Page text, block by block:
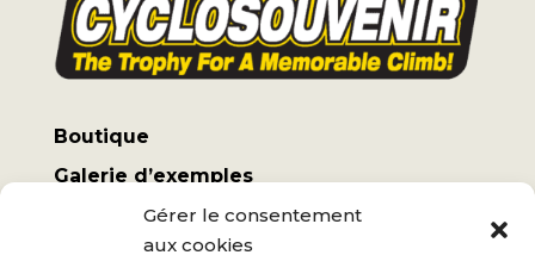
Gérer le consentement
aux cookies
Boutique
Galerie d’exemples
Mon compte
Termes et conditions